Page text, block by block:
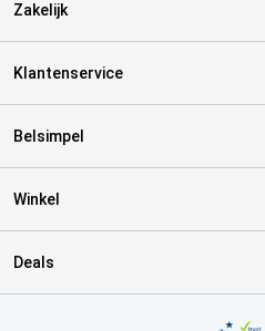
Zakelijk
Klantenservice
Belsimpel
Winkel
Deals